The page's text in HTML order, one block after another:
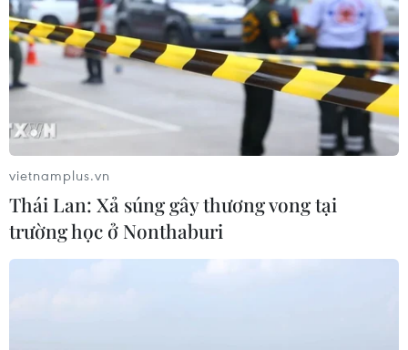
TIN CÙNG CHUYÊN MỤC
Thi lại tại Trường THPT Chuyên
Tuyên Quang: Thay nhân sự làm
công tác thi
07/08/2026 07:41
Đắk Lắk bảo đảm điều kiện học tập
vietnamplus.vn
Thái Lan: Xả súng gây thương vong tại
trường học ở Nonthaburi